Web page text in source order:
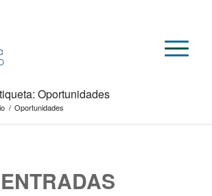
Oportunidades
/ Oportunidades
ENTRADAS